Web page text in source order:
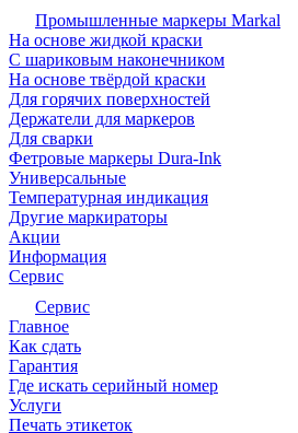
Промышленные маркеры Markal
На основе жидкой краски
С шариковым наконечником
На основе твёрдой краски
Для горячих поверхностей
Держатели для маркеров
Для сварки
Фетровые маркеры Dura-Ink
Универсальные
Температурная индикация
Другие маркираторы
Акции
Информация
Сервис
Сервис
Главное
Как сдать
Гарантия
Где искать серийный номер
Услуги
Печать этикеток